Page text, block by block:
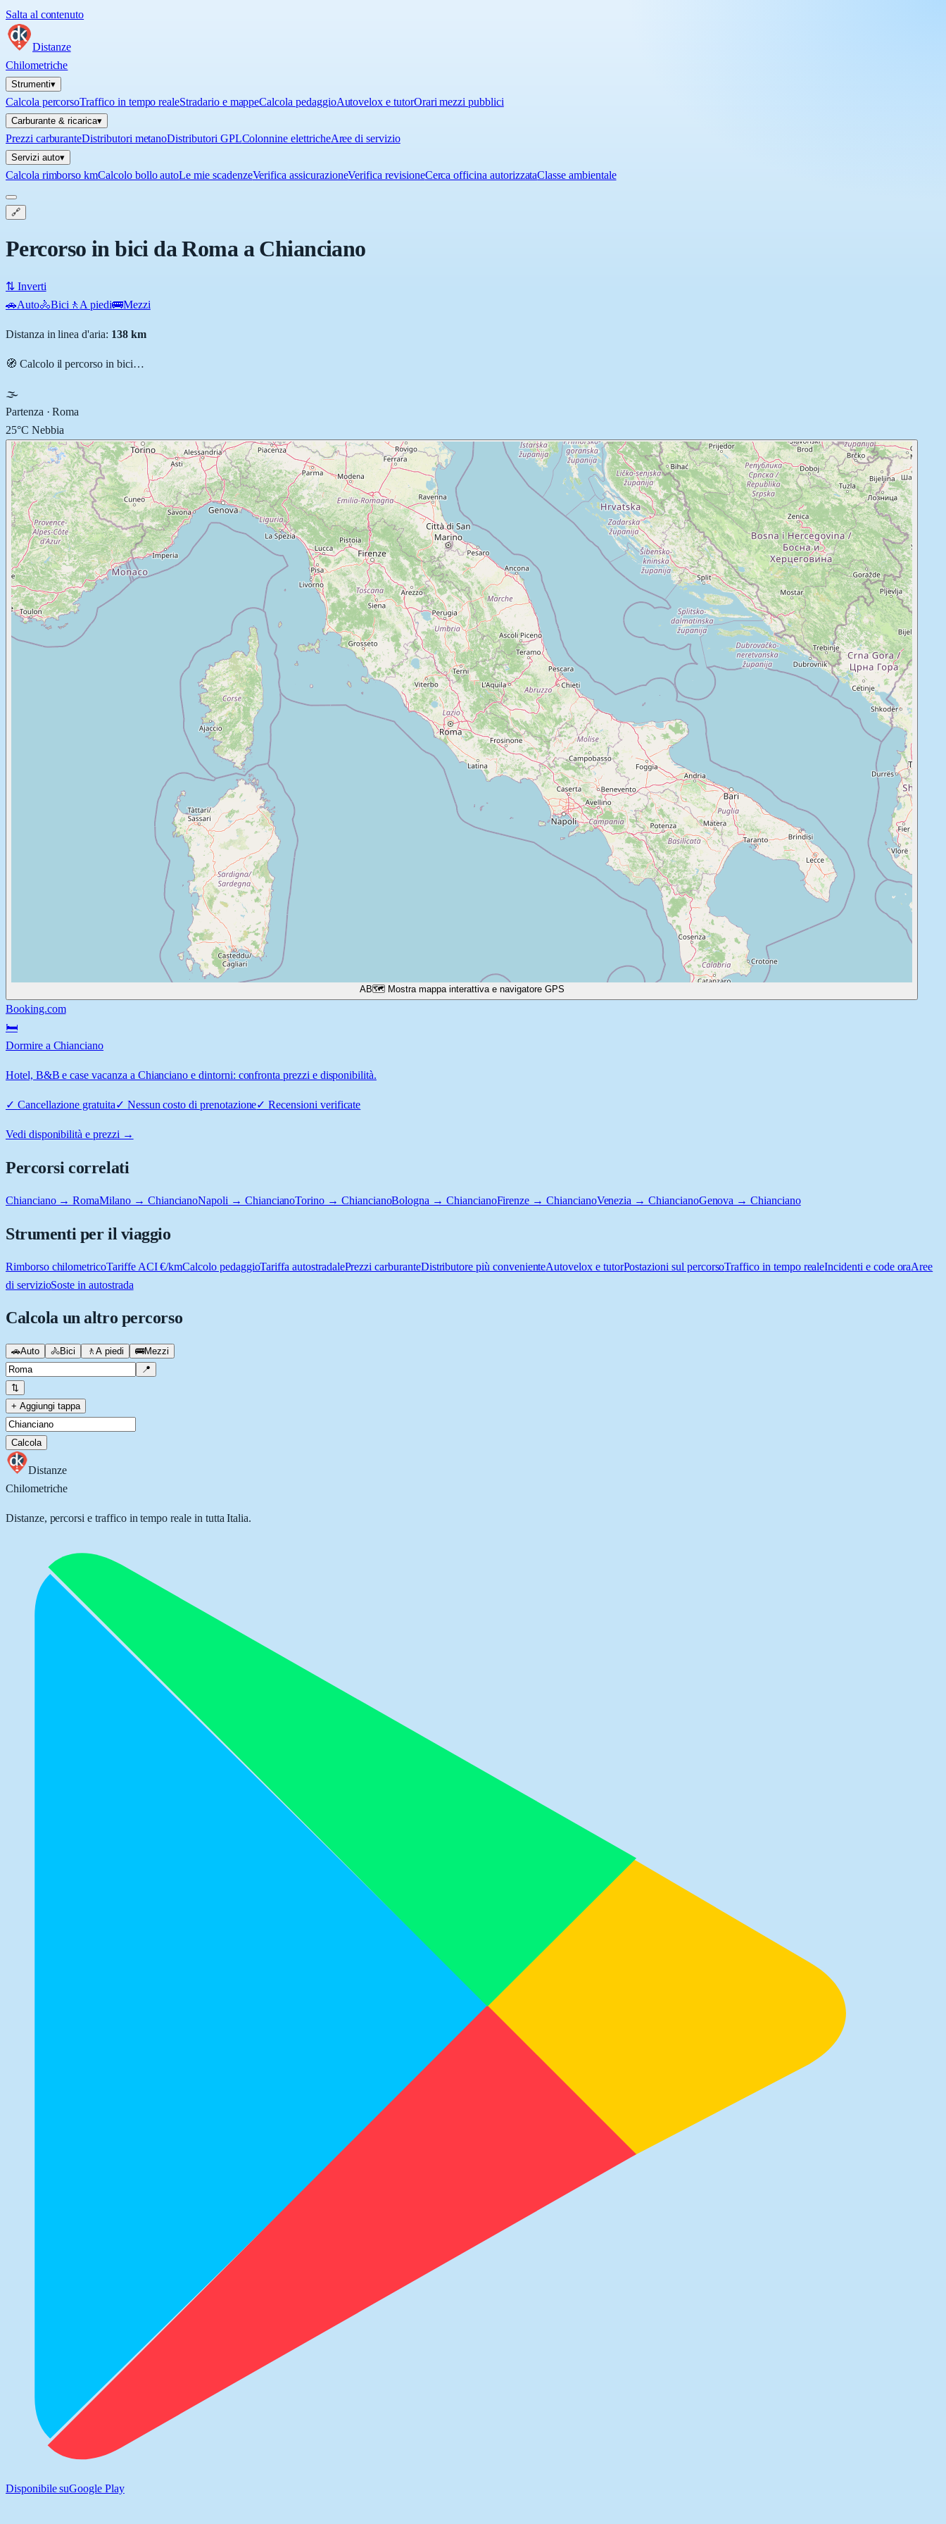
Salta al contenuto
Distanze
Chilometriche
Strumenti▾
Calcola percorsoTraffico in tempo realeStradario e mappeCalcola pedaggioAutovelox e tutorOrari mezzi pubblici
Carburante & ricarica▾
Prezzi carburanteDistributori metanoDistributori GPLColonnine elettricheAree di servizio
Servizi auto▾
Calcola rimborso kmCalcolo bollo autoLe mie scadenzeVerifica assicurazioneVerifica revisioneCerca officina autorizzataClasse ambientale
🔗
Percorso in bici da Roma a Chianciano
⇅ Inverti
🚗Auto🚴Bici 🚶 A piedi🚌Mezzi
Distanza in linea d'aria: 138km
🧭 Calcolo il percorso in bici…
🌫️
Partenza ·Roma
25°C Nebbia
AB🗺️ Mostra mappa interattiva e navigatore GPS
Booking.com
🛏️
Dormire a Chianciano
Hotel, B&B e case vacanza a Chianciano e dintorni: confronta prezzi e disponibilità.
✓ Cancellazione gratuita✓ Nessun costo di prenotazione✓Recensioni verificate
Vedi disponibilità e prezzi →
Percorsi correlati
Chianciano → RomaMilano → ChiancianoNapoli → ChiancianoTorino → ChiancianoBologna → ChiancianoFirenze → ChiancianoVenezia → ChiancianoGenova → Chianciano
Strumenti per il viaggio
Rimborso chilometricoTariffe ACI €/kmCalcolo pedaggioTariffa autostradalePrezzi carburanteDistributore più convenienteAutovelox e tutorPostazioni sul percorsoTraffico in tempo realeIncidenti e code oraAree
di servizioSoste in autostrada
Calcola un altro percorso
🚗Auto 🚴Bici 🚶 A piedi 🚌Mezzi
📍
⇅
+ Aggiungi tappa
Calcola
Distanze
Chilometriche
Distanze, percorsi e traffico in tempo reale in tutta Italia.
Disponibile suGoogle Play